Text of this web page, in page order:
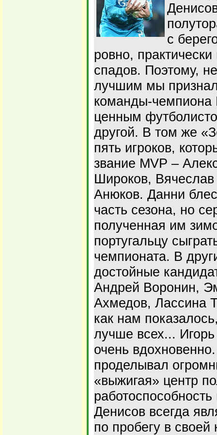
с
ровно,
спадов. Поэтому,
лучшим мы
команды-
ценным
другой. В том же
пять игроков,
звание MVP –
Широков,
Анюков. Данни
часть сезона, но
полученная им
португальцу
чемпионата. В
достойные
Андрей Воронин,
Ахмедов, Лассина
как нам
лучше всех...
очень
проделывал
«выжигая» центр
Денисов всегда
по пробегу в